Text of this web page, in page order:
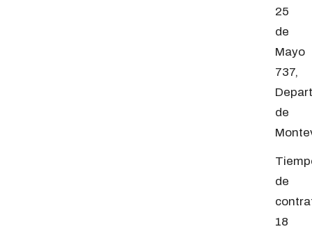
25
de
Mayo
737,
de
de
18